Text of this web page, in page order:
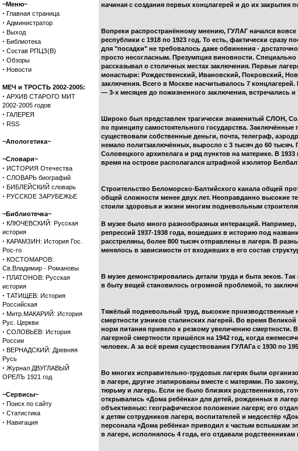
~Меню~
· Главная страница
· Администратор
· Выход
· Библиотека
· Состав РПЦЗ(В)
· Обзоры
· Новости
МЕЧ и ТРОСТЬ 2002-2005:
· АРХИВ СТАРОГО МИТ
2002-2005 годов
· ГАЛЕРЕЯ
· RSS
~Апологетика~
~Словари~
· ИСТОРИЯ Отечества
· СЛОВАРЬ биографий
· БИБЛЕЙСКИЙ словарь
· РУССКОЕ ЗАРУБЕЖЬЕ
~Библиотечка~
· КЛЮЧЕВСКИЙ: Русская
история
· КАРАМЗИН: История Гос.
Рос-го
· КОСТОМАРОВ:
Св.Владимир - Романовы
· ПЛАТОНОВ: Русская
история
· ТАТИЩЕВ: История
Российская
· Митр.МАКАРИЙ: История
Рус. Церкви
· СОЛОВЬЕВ: История
России
· ВЕРНАДСКИЙ: Древняя
Русь
· Журнал ДВУГЛАВЫЙ
ОРЕЛЪ 1921 год
~Сервисы~
· Поиск по сайту
· Статистика
· Навигация
начиная с создания первых концлагерей и до их
Вопреки распространённому мнению, ГУЛАГ начался
республики с 1918 по 1923 год. То есть, фактически сразу
для "посадки" не требовалось даже обвинения -
просто несогласным. Презумпция виновности. Специально
рассказывал о столичных местах заключения. Первые
монастыри: Рождественский, Ивановский, Покровский,
заключения. Всего в Москве насчитывалось 7
— 3-х месяцев до пожизненного заключения, встречались
Широко был представлен трагически знаменитый СЛОН,
по принципу самостоятельного государства.
существовали собственные деньги, почта, телеграф,
немало политзаключённых, выросло с 3 тысяч до 60
Соловецкого архипелага и ряд пунктов на материке. В
время на острове располагался штрафной изолятор
Строительство Беломорско-Балтийского канала общей
общей сложности менее двух лет. Неоправданно высокие
стоили здоровья и жизни многим подневольным
В музее было много разнообразных интеракций.
репрессий 1937-1938 года, вошедших в историю под
расстреляны, более 800 тысяч отправлены в лагеря. В
менялось в зависимости от входивших в его состав
В музее демонстрировались детали труда и быта зеков.
в быту вещей становилось огромной проблемой, то
Тяжёлый подневольный труд, высокие производственные
смертности узников сталинских лагерей. Во время
норм питания привело к резкому увеличению смертности.
лагерной смертности пришёлся на 1942 год, когда
человек. А за всё время существования ГУЛАГа с 1930 по
Во многих исправительно-трудовых лагерях были
в лагере, другие этапированы вместе с матерями. По
тюрьму и лагерь. Если не было близких родственников,
открывались «Дома ребёнка» для детей, рожденных в
объективных: географическое положение лагеря; его
к детям сотрудников лагеря, воспитателей и медсестёр
персонала «Дома ребёнка» приводил к частым вспышкам
в лагере, исполнялось 4 года, его отдавали